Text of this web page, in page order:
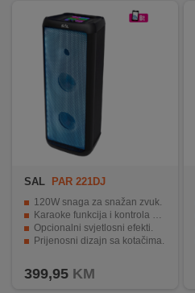
SAL PAR 221DJ
120W snaga za snažan zvuk.
Karaoke funkcija i kontrola eha.
Opcionalni svjetlosni efekti.
Prijenosni dizajn sa kotačima.
399,95 KM